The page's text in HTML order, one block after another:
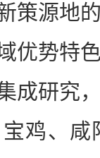
策源地
优势特
成研究
鸡、